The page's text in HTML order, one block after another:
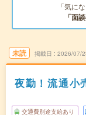
「気に
「面
未読 掲載日 2026/07/
夜勤！流通小
交通費別途支給あり